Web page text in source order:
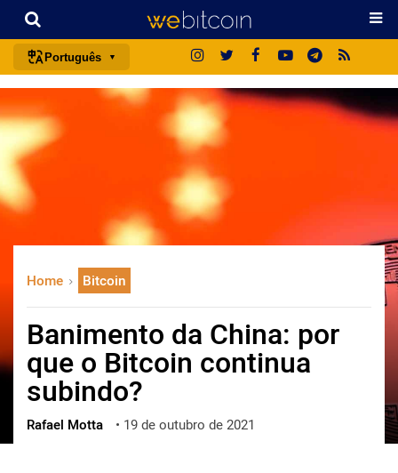
Português
português (BR)
english
中文
한국어
العربية
ไทย
ქართული
Home Bitcoin
Banimento da China: por
que o Bitcoin continua
subindo?
Rafael Motta • 19 de outubro de 2021